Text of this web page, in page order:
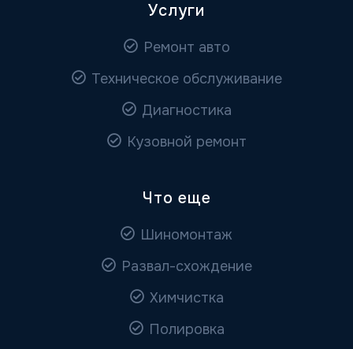
Услуги
Ремонт авто
Техническое обслуживание
Диагностика
Кузовной ремонт
Что еще
Шиномонтаж
Развал-схождение
Химчистка
Полировка